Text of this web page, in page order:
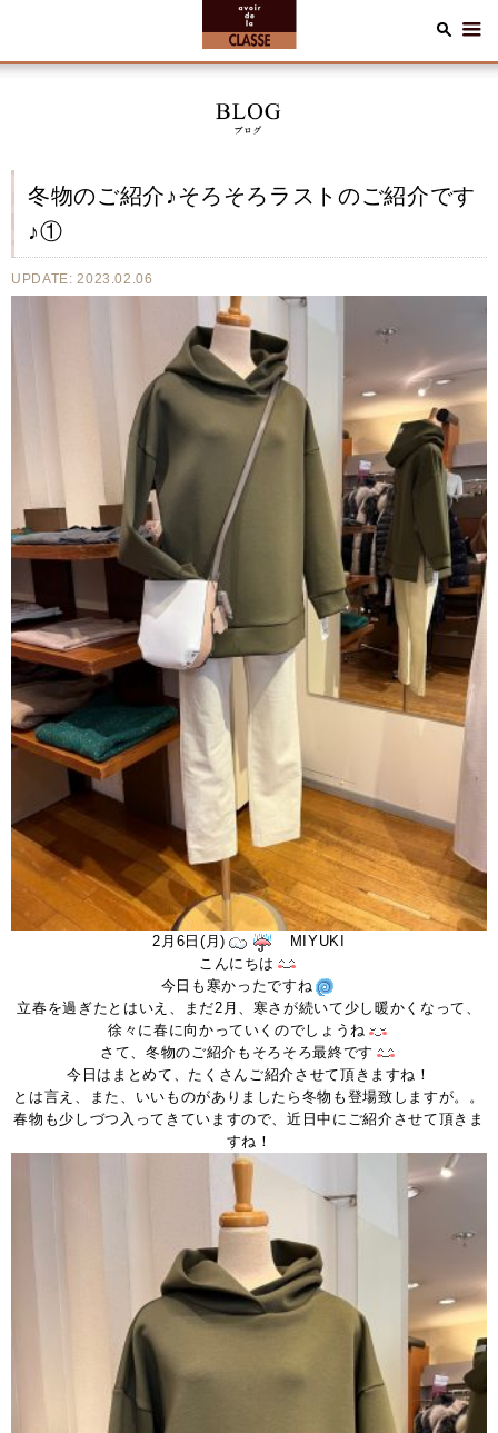
冬物のご紹介♪そろそろラストのご紹介です
♪①
UPDATE: 2023.02.06
2月6日(月)
MIYUKI
こんにちは
今日も寒かったですね
立春を過ぎたとはいえ、まだ2月、寒さが続いて少し暖かくなって、
徐々に春に向かっていくのでしょうね
さて、冬物のご紹介もそろそろ最終です
今日はまとめて、たくさんご紹介させて頂きますね！
とは言え、また、いいものがありましたら冬物も登場致しますが。。
春物も少しづつ入ってきていますので、近日中にご紹介させて頂きま
すね！